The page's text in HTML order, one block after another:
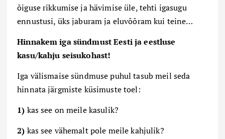
õiguse rikkumise ja hävimise üle, tehti igasugu
ennustusi, üks jaburam ja eluvõõram kui teine…
Hinnakem iga sündmust Eesti ja eestluse
kasu/kahju seisukohast!
Iga välismaise sündmuse puhul tasub meil seda
hinnata järgmiste küsimuste toel:
1) kas see on meile kasulik?
2) kas see vähemalt pole meile kahjulik?